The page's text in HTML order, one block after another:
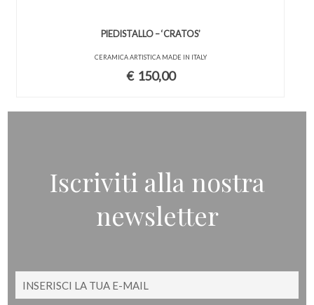
PIEDISTALLO – ‘CRATOS’
CERAMICA ARTISTICA MADE IN ITALY
€ 150,00
Iscriviti alla nostra
newsletter